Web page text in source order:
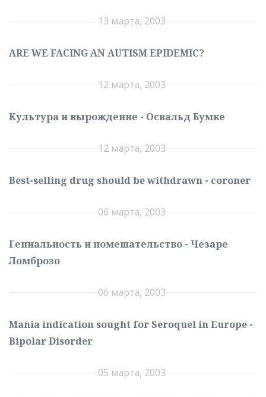
13 марта, 2003
ARE WE FACING AN AUTISM EPIDEMIC?
12 марта, 2003
Культура и вырождение - Освальд Бумке
12 марта, 2003
Best-selling drug should be withdrawn - coroner
06 марта, 2003
Гениальность и помешательство - Чезаре
Ломброзо
06 марта, 2003
Mania indication sought for Seroquel in Europe -
Bipolar Disorder
05 марта, 2003